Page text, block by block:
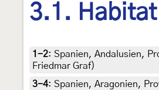
3.1. Habitat
1-2: Spanien, Andalusien,
Friedmar Graf)
3-4: Spanien, Aragonien,